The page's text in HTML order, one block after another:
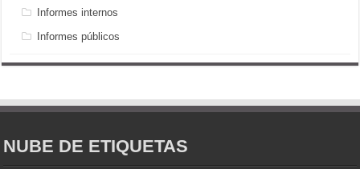
Informes internos
Informes públicos
NUBE DE ETIQUETAS